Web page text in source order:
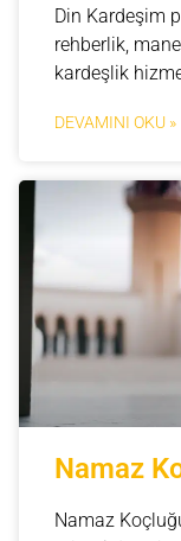
Din Kardeşim
rehberlik,
kardeşlik
DEVAMINI OKU »
Namaz
Namaz